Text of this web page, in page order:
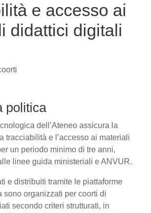
e accesso ai
didattici digitali
politica
dell’Ateneo assicura la
tracciabilità e l’accesso ai materiali
un periodo minimo di tre anni,
linee guida ministeriali e ANVUR.
e distribuiti tramite le piattaforme
sono organizzati per coorti di
secondo criteri strutturati, in